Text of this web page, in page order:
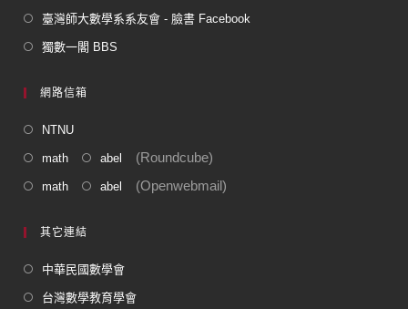
臺灣師大數學系系友會 - 臉書 Facebook
獨數一閣 BBS
網路信箱
NTNU
math abel (Roundcube)
math abel (Openwebmail)
其它連結
中華民國數學會
台灣數學教育學會